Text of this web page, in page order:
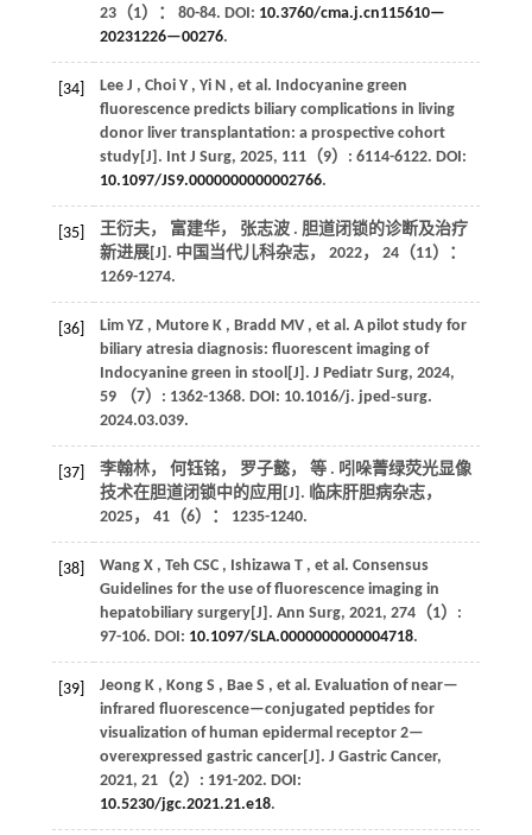
23（1）： 80-84. DOI: 10.3760/cma.j.cn115610—
20231226—00276.
[34] Lee J , Choi Y , Yi N , et al. Indocyanine green
fluorescence predicts biliary complications in living
donor liver transplantation: a prospective cohort
study[J]. Int J Surg, 2025, 111（9）: 6114-6122. DOI:
10.1097/JS9.0000000000002766.
[35]
王衍夫， 富建华， 张志波 . 胆道闭锁的诊断及治疗
新进展[J]. 中国当代儿科杂志， 2022， 24（11）：
1269-1274.
[36] Lim YZ , Mutore K , Bradd MV , et al. A pilot study for
biliary atresia diagnosis: fluorescent imaging of
Indocyanine green in stool[J]. J Pediatr Surg, 2024,
59（7）: 1362-1368. DOI: 10.1016/j. jped‐surg.
2024.03.039.
[37] 李翰林， 何钰铭， 罗子懿， 等. 吲哚菁绿荧光显像
技术在胆道闭锁中的应用[J]. 临床肝胆病杂志，
2025， 41（6）： 1235-1240.
[38] Wang X , Teh CSC , Ishizawa T , et al. Consensus
Guidelines for the use of fluorescence imaging in
hepatobiliary surgery[J]. Ann Surg, 2021, 274（1）:
97-106. DOI: 10.1097/SLA.0000000000004718.
[39] Jeong K , Kong S , Bae S , et al. Evaluation of near—
infrared fluorescence—conjugated peptides for
visualization of human epidermal receptor 2—
overexpressed gastric cancer[J]. J Gastric Cancer,
2021, 21（2）: 191-202. DOI:
10.5230/jgc.2021.21.e18.